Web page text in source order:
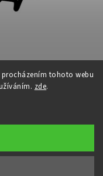
tohoto webu
zde.
práva vyhrazena.